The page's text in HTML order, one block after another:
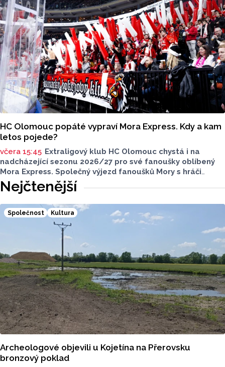
HC Olomouc popáté vypraví Mora Express. Kdy a kam
letos pojede?
včera 15:45 Extraligový klub HC Olomouc chystá i na
nadcházející sezonu 2026/27 pro své fanoušky oblíbený
Mora Express. Společný výjezd fanoušků Mory s hráči
speciální vlakovou soupravou se uskuteční v sobotu 24.
října. Stejně jako roky předtím, tak i letos bude cílovou
destinací pražská Libeň, kde kohouti vyzvou v O2 aréně
Spartu Praha.
Nejčtenější
Společnost Kultura
Archeologové objevili u Kojetína na Přerovsku
bronzový poklad